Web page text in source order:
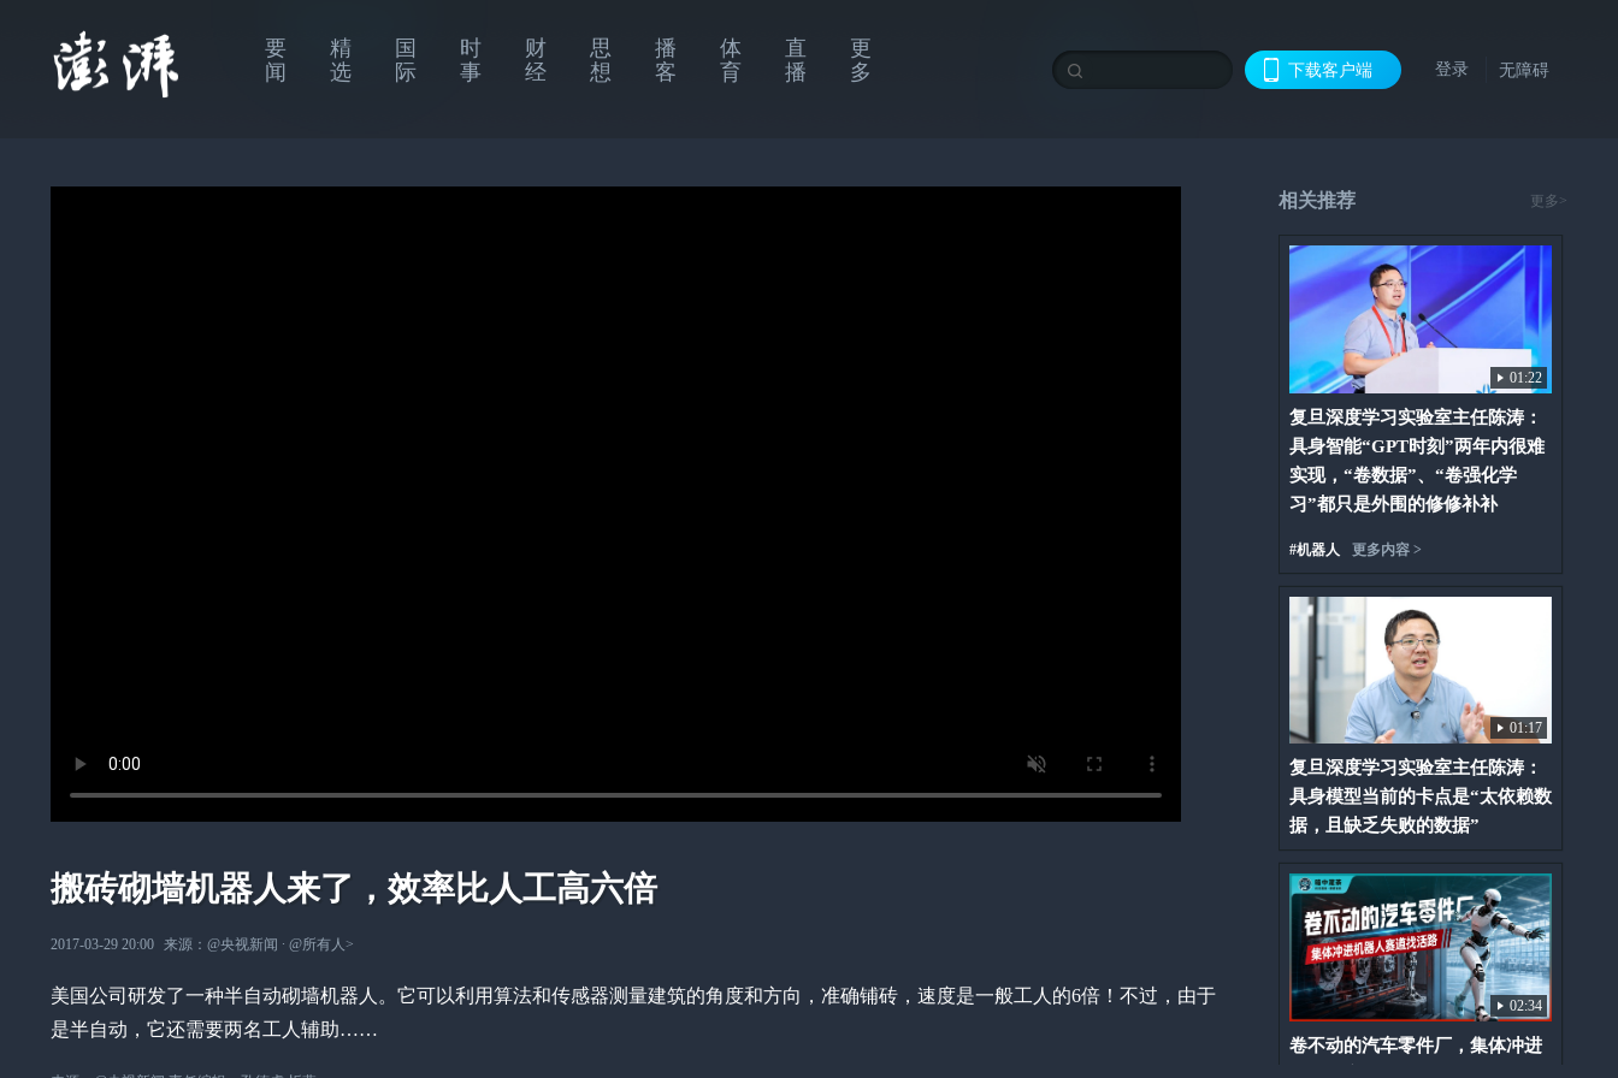
要
闻
精
选
国
际
时
事
财
经
思
想
播
客
体
育
直
播
更
多
下载客户端 登录 无障碍
搬砖砌墙机器人来了，效率比人工高六倍
2017-03-29 20:00 来源： @央视新闻 ∙ @所有人 >
美国公司研发了一种半自动砌墙机器人。它可以利用算法和传感器测量建筑的角度和方向，准确铺砖，速度是一般工人的6倍！不过，由于
是半自动，它还需要两名工人辅助……
相关推荐 更多>
01:22
复旦深度学习实验室主任陈涛：
具身智能“GPT时刻”两年内很难
实现，“卷数据”、“卷强化学
习”都只是外围的修修补补
#机器人 更多内容 >
01:17
复旦深度学习实验室主任陈涛：
具身模型当前的卡点是“太依赖数
据，且缺乏失败的数据”
02:34
卷不动的汽车零件厂，集体冲进